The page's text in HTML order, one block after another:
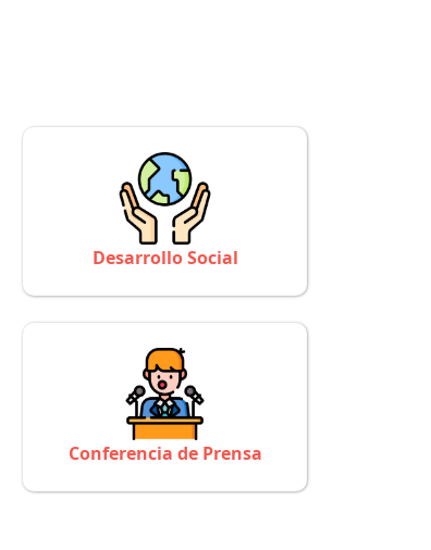
Desarrollo Social
Conferencia de Prensa